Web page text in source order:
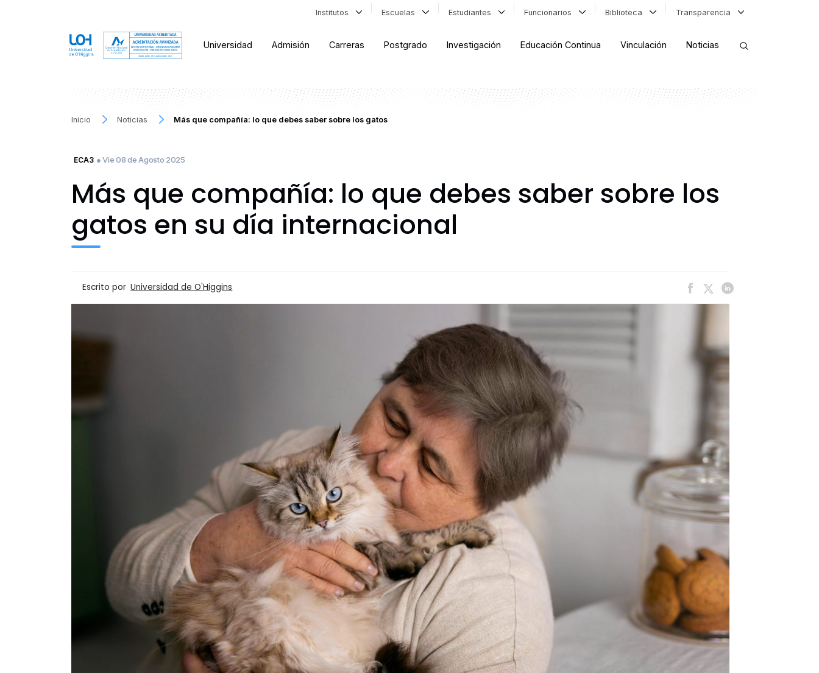
Institutos Escuelas Estudiantes Funcionarios Biblioteca Transparencia
Universidad Admisión Carreras Postgrado Investigación Educación Continua Vinculación Noticias
Inicio Noticias Más que compañía: lo que debes saber sobre los gatos
ECA3 ● Vie 08 de Agosto 2025
Más que compañía: lo que debes saber sobre los
gatos en su día internacional
Escrito por Universidad de O'Higgins